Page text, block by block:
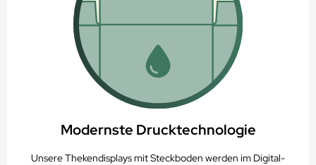
Modernste Drucktechnologie
Unsere Thekendisplays mit Steckboden werden im Digital-